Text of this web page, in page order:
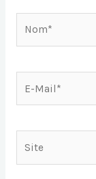
Mail*